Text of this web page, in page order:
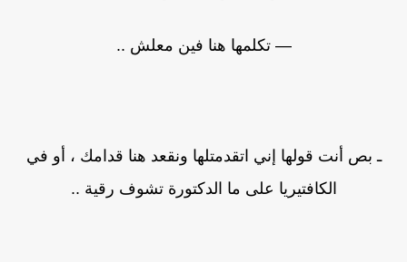
— تكلمها هنا فين معلش ..
ـ بص أنت قولها إني اتقدمتلها ونقعد هنا قدامك ، أو في
الكافتيريا على ما الدكتورة تشوف رقية ..